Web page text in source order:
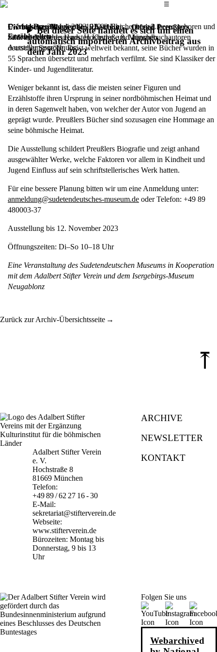
Das
☰
Bei dieser Seite handelt es sich um einen
automatisch importierten Archivbeitrag aus
dem Jahr 2023
Ein bisschen Magier bin ich schon … Otfried Preußlers
Erzählwelten
Ausstellungseröffnung
Otfried Preußlerwurde 1923 in Reichenberg/Liberec geboren und
zählt zu den bedeutendsten Kinder- und Jugendbuchautoren
deutscher Sprache. Er ist weltweit bekannt, seine Bücher wurden in
55 Sprachen übersetzt und mehrfach verfilmt. Sie sind Klassiker der
Kinder- und Jugendliteratur.
Weniger bekannt ist, dass die meisten seiner Figuren und
Erzählstoffe ihren Ursprung in seiner nordböhmischen Heimat und
in deren Sagenwelt haben, von welcher der Autor von Jugend an
geprägt wurde. Preußlers Bücher sind sozusagen eine Hommage an
seine böhmische Heimat.
Die Ausstellung schildert Preußlers Biografie und zeigt anhand
ausgewählter Werke, welche Faktoren vor allem in Kindheit und
Jugend Einfluss auf sein schriftstellerisches Werk hatten.
Für eine bessere Planung bitten wir um eine Anmeldung unter:
anmeldung@sudetendeutsches-museum.de oder Telefon: +49 89
480003-37
Ausstellung bis 12. November 2023
Öffnungszeiten: Di–So 10–18 Uhr
Eine Veranstaltung des Sudetendeutschen Museums in Kooperation
mit dem Adalbert Stifter Verein und dem Isergebirgs-Museum
Neugablonz
Donnerstag, 20. Juli 2023,19.00 Uhr
Sudetendeutsches Haus, Hochstraße 8, München
Zurück zur Archiv-Übersichtsseite
⤒
Adalbert Stifter Verein
e. V.
Hochstraße 8
81669 München
Telefon:
+49 89 / 62 27 16 - 30
E-Mail:
sekretariat@stifterverein.de
Webseite:
www.stifterverein.de
Bürozeiten: Montag bis
Donnerstag, 9 bis 13
Uhr
ARCHIVE
NEWSLETTER
KONTAKT
Folgen Sie uns
Webarchived